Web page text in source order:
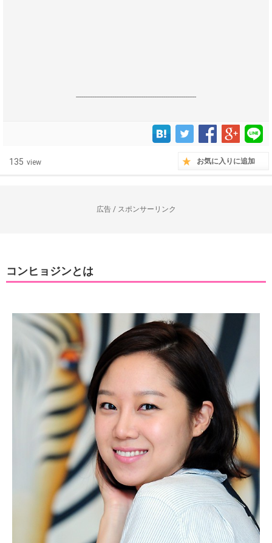
------------------------------------------------------------------
135 view お気に入りに追加
広告 / スポンサーリンク
コンヒョジンとは